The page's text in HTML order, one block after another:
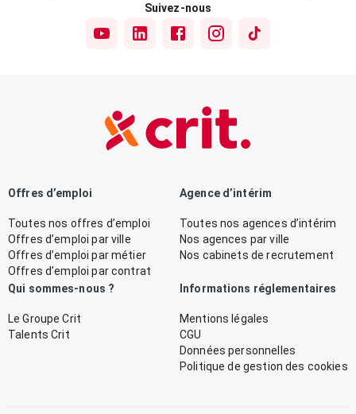
Suivez-nous
Offres d’emploi
Toutes nos offres d’emploi
Offres d’emploi par ville
Offres d’emploi par métier
Offres d’emploi par contrat
Agence d’intérim
Toutes nos agences d’intérim
Nos agences par ville
Nos cabinets de recrutement
Qui sommes-nous ?
Le Groupe Crit
Talents Crit
Informations réglementaires
Mentions légales
CGU
Données personnelles
Politique de gestion des cookies